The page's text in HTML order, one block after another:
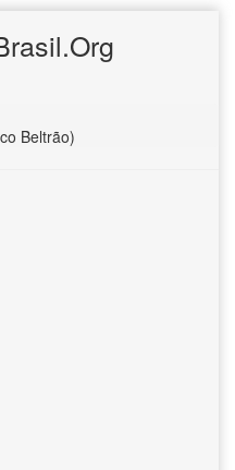
Beltrão)